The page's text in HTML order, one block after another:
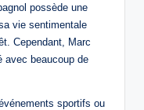
possède une
vie sentimentale
Cependant, Marc
avec beaucoup de
sportifs ou